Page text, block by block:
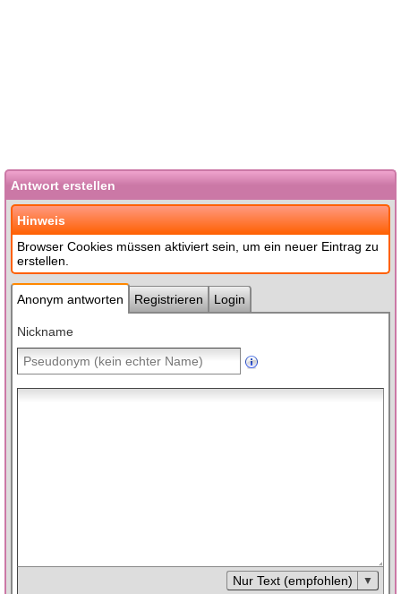
Antwort erstellen
Hinweis
Browser Cookies müssen aktiviert sein, um ein neuer Eintrag zu
erstellen.
Anonym antworten Registrieren Login
Nickname
Nur Text (empfohlen)